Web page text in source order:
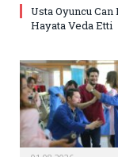
Usta Oyuncu Can
Hayata Veda Etti